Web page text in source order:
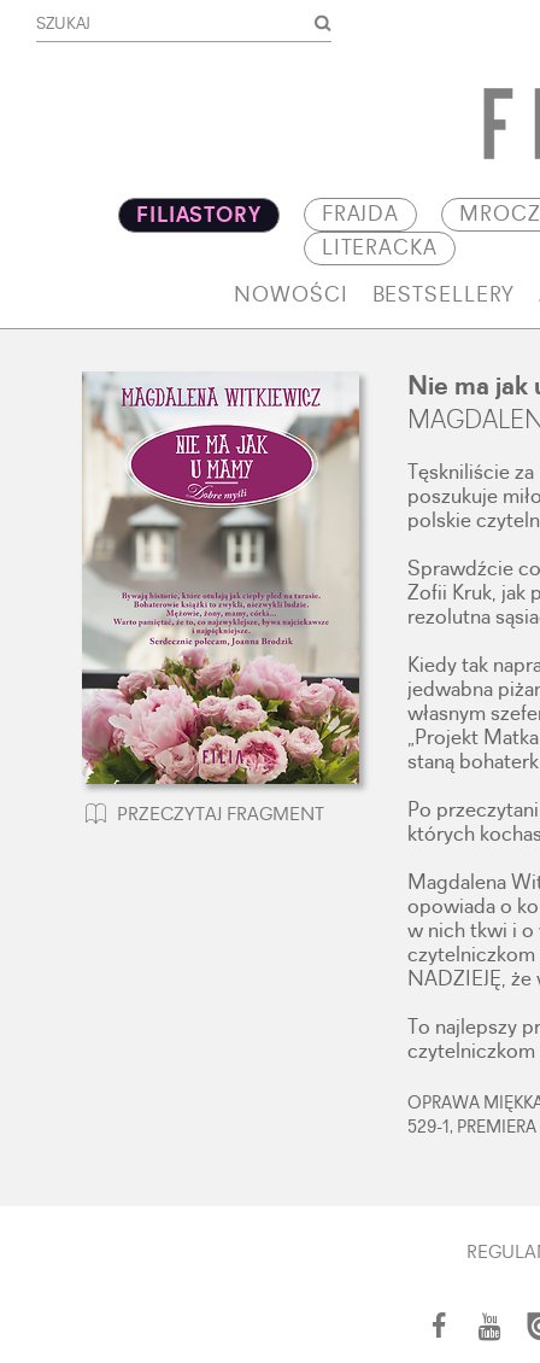
FILIASTORY FRAJDA
LITERACKA
NOWOŚCI BESTSELLERY
PRZECZYTAJ FRAGMENT
Nie ma jak
Tęskniliście
poszukuje
polskie
Sprawdźcie
Zofii Kruk, jak
rezolutna
Kiedy tak
jedwabna
własnym
„Projekt
staną
Po
których
Magdalena
opowiada o
w nich tkwi i o
czytelniczkom
NADZIEJĘ,
To najlepszy
OPRAWA
529-1,